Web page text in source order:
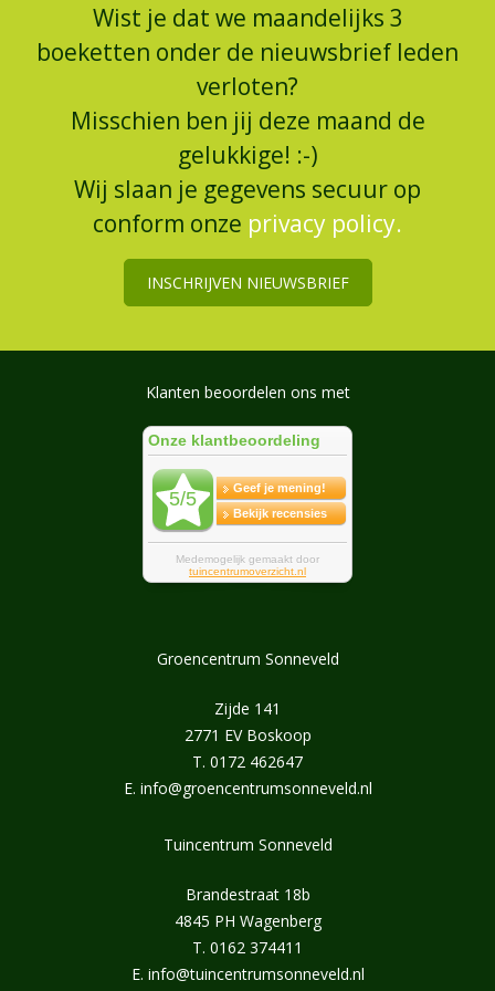
Wist je dat we maandelijks 3
boeketten onder de nieuwsbrief leden
verloten?
Misschien ben jij deze maand de
gelukkige! :-)
Wij slaan je gegevens secuur op
conform onze privacy policy.
INSCHRIJVEN NIEUWSBRIEF
Klanten beoordelen ons met
Groencentrum Sonneveld
Zijde 141
2771 EV Boskoop
T. 0172 462647
E. info@groencentrumsonneveld.nl
Tuincentrum Sonneveld
Brandestraat 18b
4845 PH Wagenberg
T. 0162 374411
E. info@tuincentrumsonneveld.nl